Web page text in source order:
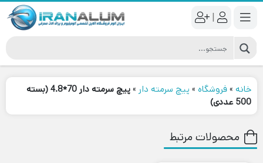
|
خانه »فروشگاه » پیچ سرمته دار »
پیچ سرمته دار 70*4.8 (بسته
500 عددی)
محصولات مرتبط